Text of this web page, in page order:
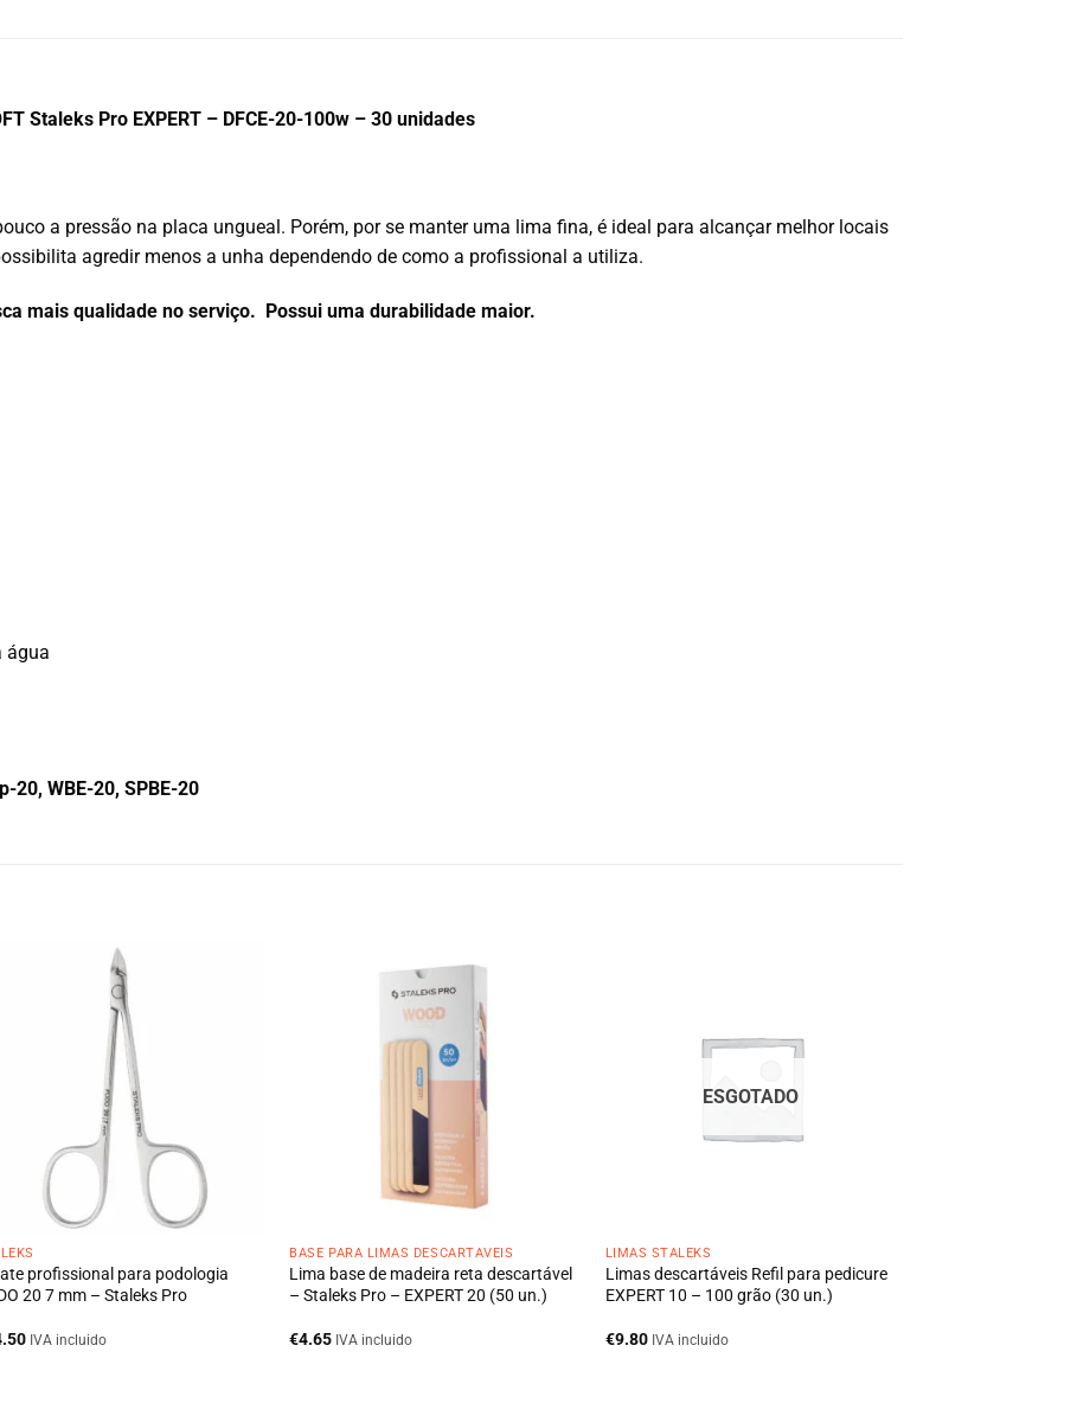
Staleks Pro EXPERT – DFCE-20-100w – 30 unidades
a pressão na placa ungueal. Porém, por se manter uma lima fina, é ideal para alcançar melhor locais
agredir menos a unha dependendo de como a profissional a utiliza.
qualidade no serviço. Possui uma durabilidade maior.
água
20, WBE-20, SPBE-20
profissional para podologia
20 7 mm – Staleks Pro
IVA incluido
BASE PARA LIMAS DESCARTÁVEIS
Lima base de madeira reta descartável
– Staleks Pro – EXPERT 20 (50 un.)
€4.65 IVA incluido
ESGOTADO
LIMAS STALEKS
Limas descartáveis Refil para pedicure
EXPERT 10 – 100 grão (30 un.)
€9.80 IVA incluido